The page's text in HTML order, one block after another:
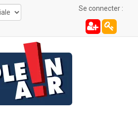
Se connecter :